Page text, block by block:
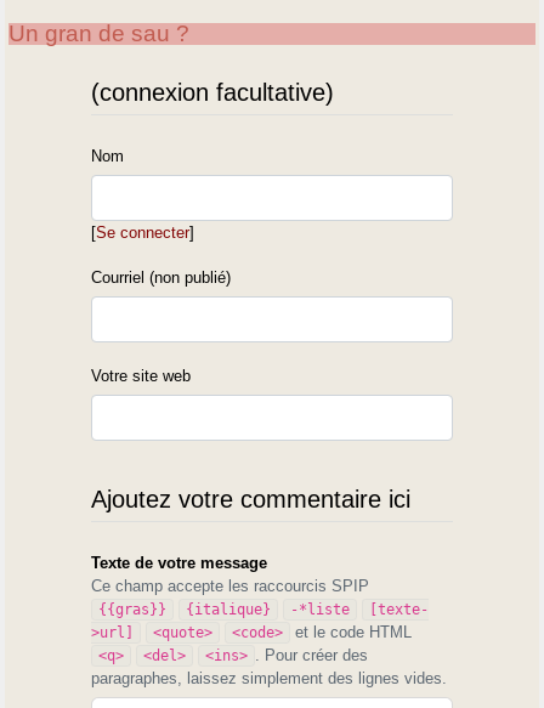
Un gran de sau ?
(connexion facultative)
Nom
[Se connecter]
Courriel (non publié)
Votre site web
Ajoutez votre commentaire ici
Texte de votre message
Ce champ accepte les raccourcis SPIP
{{gras}} {italique} -*liste
[texte-
>url]
<quote> <code> et le code HTML
<q> <del> <ins>
. Pour créer des
paragraphes, laissez simplement des lignes vides.